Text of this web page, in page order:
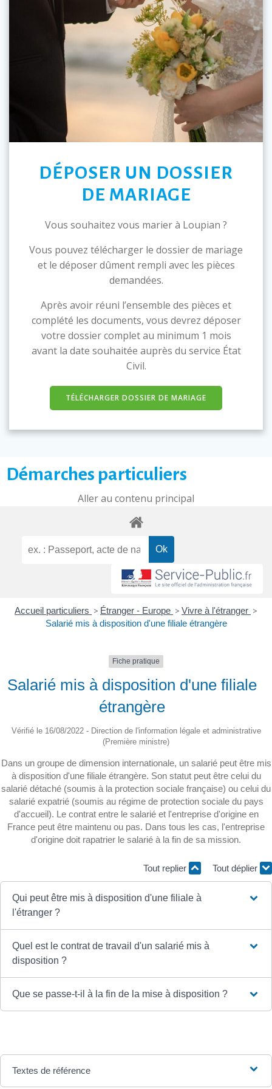
DÉPOSER UN DOSSIER
DE MARIAGE
Vous souhaitez vous marier à Loupian ?
Vous pouvez télécharger le dossier de mariage
et le déposer dûment rempli avec les pièces
demandées.
Après avoir réuni l’ensemble des pièces et
complété les documents, vous devrez déposer
votre dossier complet au minimum 1 mois
avant la date souhaitée auprès du service État
Civil.
TÉLÉCHARGER DOSSIER DE MARIAGE
Démarches particuliers
Aller au contenu principal
Accueil particuliers > Étranger - Europe > Vivre à l'étranger >
Salarié mis à disposition d'une filiale étrangère
Fiche pratique
Salarié mis à disposition d'une filiale
étrangère
Vérifié le 16/08/2022 - Direction de l'information légale et administrative
(Première ministre)
Dans un groupe de dimension internationale, un salarié peut être mis
à disposition d'une filiale étrangère. Son statut peut être celui du
salarié détaché (soumis à la protection sociale française) ou celui du
salarié expatrié (soumis au régime de protection sociale du pays
d'accueil). Le contrat entre le salarié et l'entreprise d'origine en
France peut être maintenu ou pas. Dans tous les cas, l'entreprise
d'origine doit rapatrier le salarié à la fin de sa mission.
Tout replier Tout déplier
Qui peut être mis à disposition d'une filiale à
l'étranger ?
Quel est le contrat de travail d'un salarié mis à
disposition ?
Que se passe-t-il à la fin de la mise à disposition ?
Textes de référence